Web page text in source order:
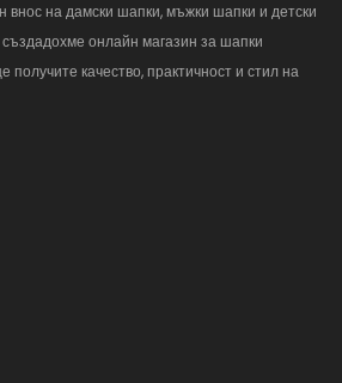
внос на дамски шапки, мъжки шапки и детски
онлайн магазин за шапки
качество, практичност и стил на